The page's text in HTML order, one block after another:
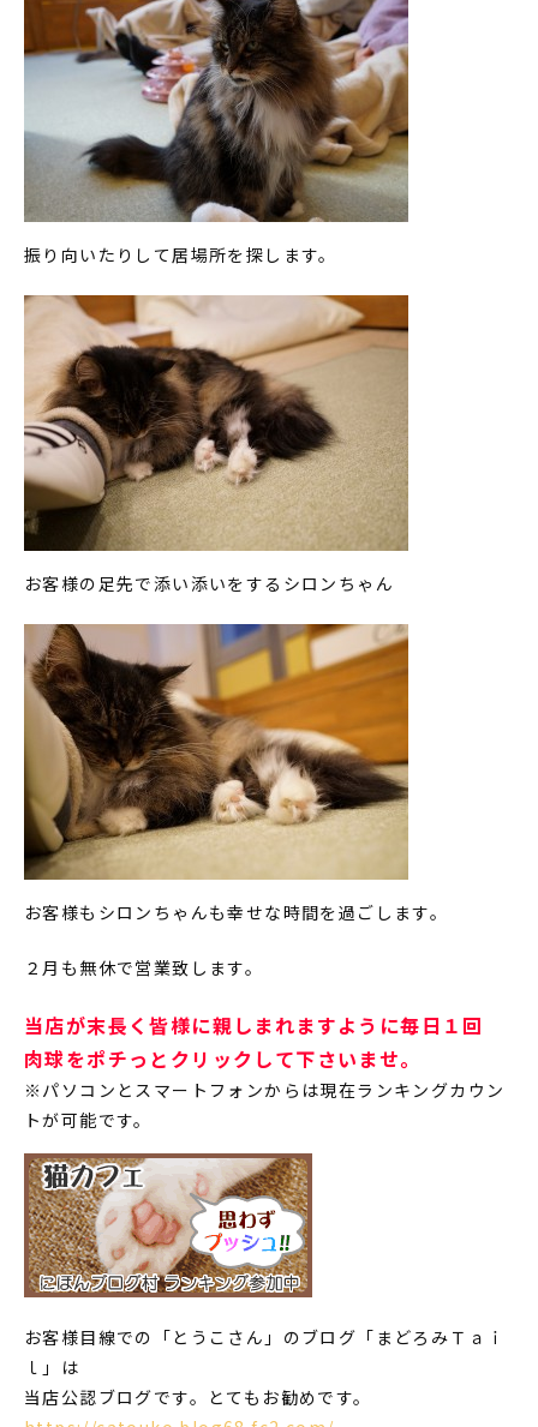
振り向いたりして居場所を探します。
お客様の足先で添い添いをするシロンちゃん
お客様もシロンちゃんも幸せな時間を過ごします。
２月も無休で営業致します。
当店が末長く皆様に親しまれますように毎日１回
肉球をポチっとクリックして下さいませ。
※パソコンとスマートフォンからは現在ランキングカウン
トが可能です。
お客様目線での「とうこさん」のブログ「まどろみＴａｉ
ｌ」は
当店公認ブログです。とてもお勧めです。